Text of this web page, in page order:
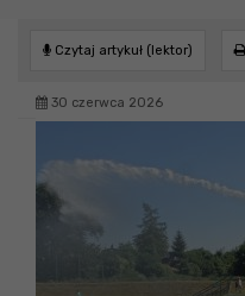
Czytaj artykuł (lektor)
30 czerwca 2026